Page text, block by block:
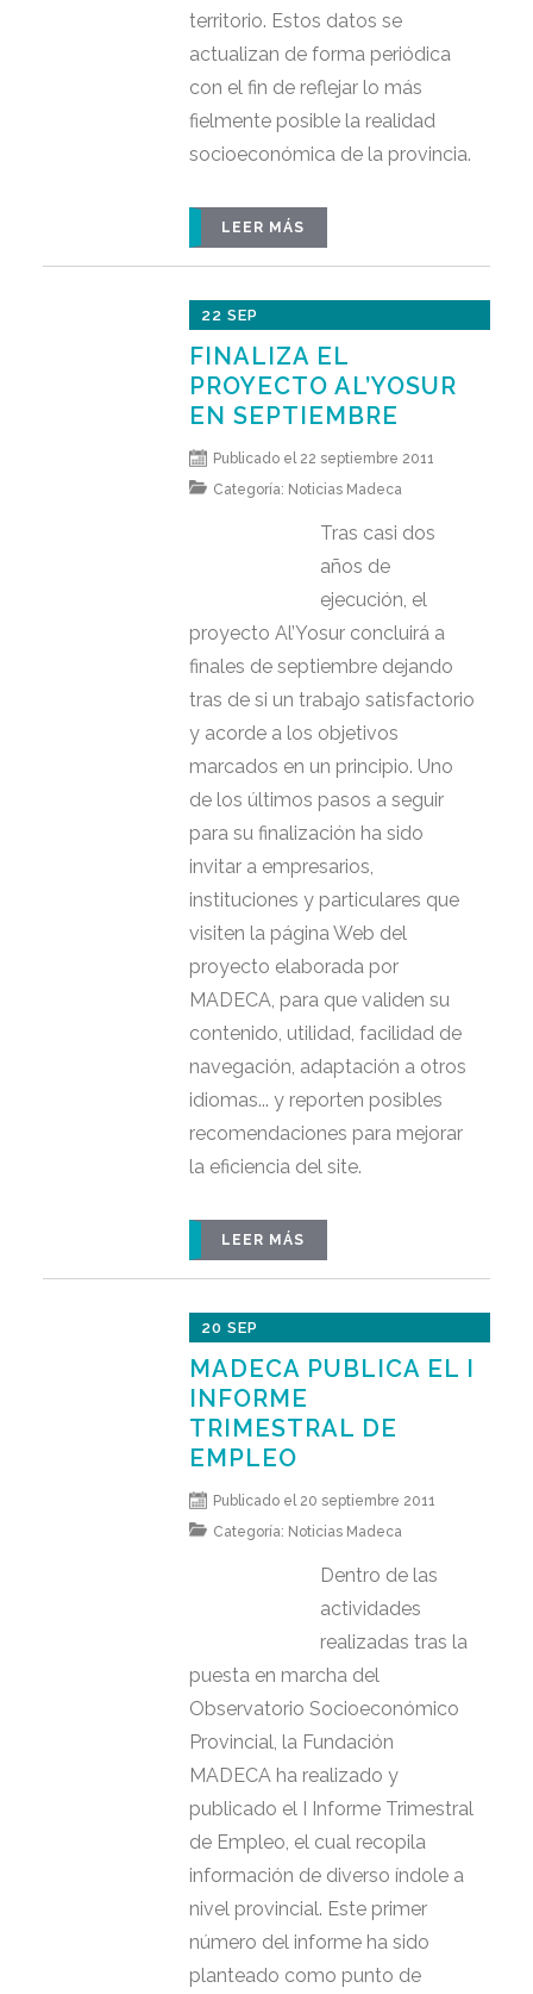
territorio. Estos datos se
actualizan de forma periódica
con el fin de reflejar lo más
fielmente posible la realidad
socioeconómica de la provincia.
LEER MÁS
22 SEP
FINALIZA EL
PROYECTO AL’YOSUR
EN SEPTIEMBRE
Publicado el 22 septiembre 2011
Categoría: Noticias Madeca
Tras casi dos
años de
ejecución, el
proyecto Al’Yosur concluirá a
finales de septiembre dejando
tras de si un trabajo satisfactorio
y acorde a los objetivos
marcados en un principio. Uno
de los últimos pasos a seguir
para su finalización ha sido
invitar a empresarios,
instituciones y particulares que
visiten la página Web del
proyecto elaborada por
MADECA, para que validen su
contenido, utilidad, facilidad de
navegación, adaptación a otros
idiomas... y reporten posibles
recomendaciones para mejorar
la eficiencia del site.
LEER MÁS
20 SEP
MADECA PUBLICA EL I
INFORME
TRIMESTRAL DE
EMPLEO
Publicado el 20 septiembre 2011
Categoría: Noticias Madeca
Dentro de las
actividades
realizadas tras la
puesta en marcha del
Observatorio Socioeconómico
Provincial, la Fundación
MADECA ha realizado y
publicado el I Informe Trimestral
de Empleo, el cual recopila
información de diverso índole a
nivel provincial. Este primer
número del informe ha sido
planteado como punto de